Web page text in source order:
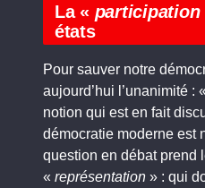
La « participation
états
Pour sauver notre
aujourd’hui l’unanimité : «
notion qui est en fait
démocratie moderne est
question en débat prend
« représentation » : qui